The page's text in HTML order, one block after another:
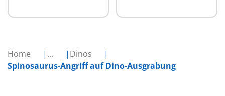
Home ...
Dinos
Spinosaurus-Angriff auf Dino-Ausgrabung